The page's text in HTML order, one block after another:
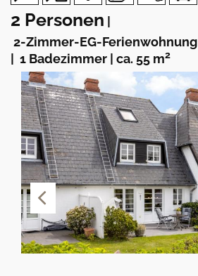
2 Personen
2-Zimmer-EG-Ferienwohnung
1 Badezimmer ca. 55 m2